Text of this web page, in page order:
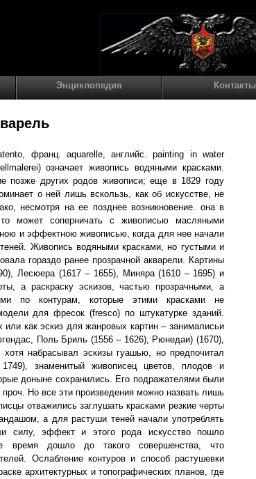
Энциклопедия Контакты
франц. aquarelle, английс. painting in water
означает живопись водяными красками.
позже других родов живописи; еще в 1829 году
о ней лишь вскользь, как об искусстве, не
несмотря на ее позднее возникновение. она в
может соперничать с живописью масляными
и эффектною живописью, когда для нее начали
Живопись водяными красками, но густыми и
гораздо ранее прозрачной акварели. Картины
Лесюера (1617 – 1655), Миняра (1610 – 1695) и
а раскраску эскизов, частью прозрачными, а
по контурам, которые этими красками не
для фресок (fresco) по штукатурке зданий.
как эскиз для жанровых картин – занималисьи
Поль Бриль (1556 – 1626), Рюнедаи) (1670),
набрасывал эскизы гуашью, но предпочитал
знаменитый живописец цветов, плодов и
доныне сохранились. Его подражателями были
Но все эти произведения можно назвать лишь
отважились заглушать красками резкие черты
а для растуши теней начали употреблять
силу, эффект и этого рода искусство пошло
время дошло до такого совершенства, что
Ослабление контуров и способ растушевки
архитектурных и топографических планов, где